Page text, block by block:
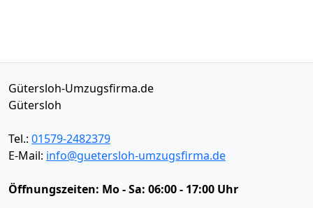
Gütersloh-Umzugsfirma.de
Gütersloh
Tel.: 01579-2482379
E-Mail: info@guetersloh-umzugsfirma.de
Öffnungszeiten: Mo - Sa: 06:00 - 17:00 Uhr